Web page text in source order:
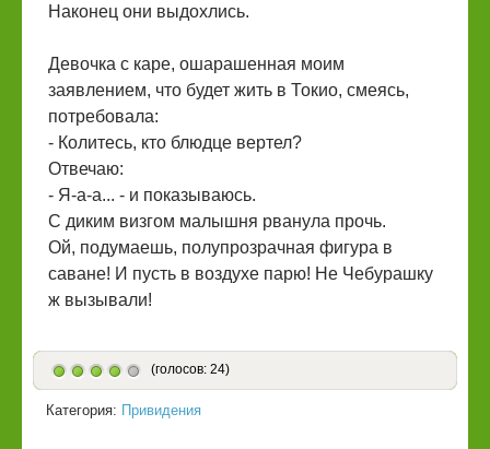
Наконец они выдохлись.
Девочка с каре, ошарашенная моим
заявлением, что будет жить в Токио, смеясь,
потребовала:
- Колитесь, кто блюдце вертел?
Отвечаю:
- Я-а-а... - и показываюсь.
С диким визгом малышня рванула прочь.
Ой, подумаешь, полупрозрачная фигура в
саване! И пусть в воздухе парю! Не Чебурашку
ж вызывали!
(голосов: 24)
Категория: Привидения